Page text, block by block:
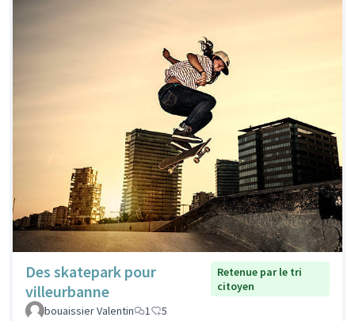
Des skatepark pour
villeurbanne
Retenue par le tri
citoyen
bouaissier Valentin
1 5